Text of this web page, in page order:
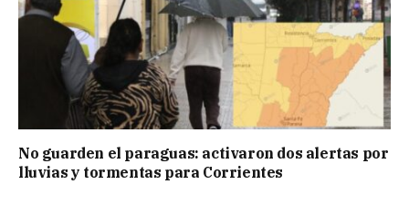
No guarden el paraguas: activaron dos alertas por
lluvias y tormentas para Corrientes